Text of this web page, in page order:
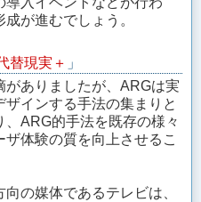
が進むでしょう。
替現実＋ 」
ありましたが、ARGは実
インする手法の集まりと
ARG的手法を既存の様々
体験の質を向上させるこ
の媒体であるテレビは、